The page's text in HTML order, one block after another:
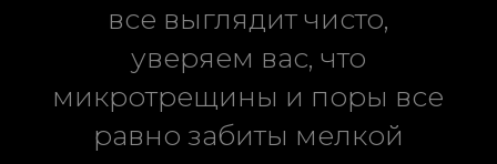
все выглядит чисто,
уверяем вас, что
микротрещины и поры все
равно забиты мелкой